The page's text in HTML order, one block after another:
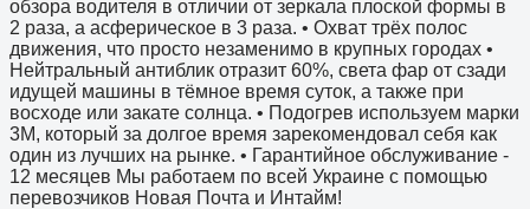
обзора водителя в отличии от зеркала плоской формы в
2 раза, а асферическое в 3 раза. • Охват трёх полос
движения, что просто незаменимо в крупных городах •
Нейтральный антиблик отразит 60%, света фар от сзади
идущей машины в тёмное время суток, а также при
восходе или закате солнца. • Подогрев используем марки
3М, который за долгое время зарекомендовал себя как
один из лучших на рынке. • Гарантийное обслуживание -
12 месяцев Мы работаем по всей Украине с помощью
перевозчиков Новая Почта и Интайм!